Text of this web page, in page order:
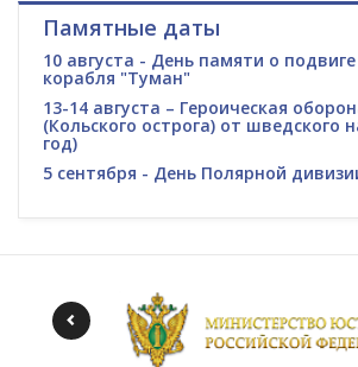
Памятные даты
10 августа - День памяти о
корабля "Туман"
13-14 августа – Героическая
(Кольского острога) от шведского
год)
5 сентября - День Полярной